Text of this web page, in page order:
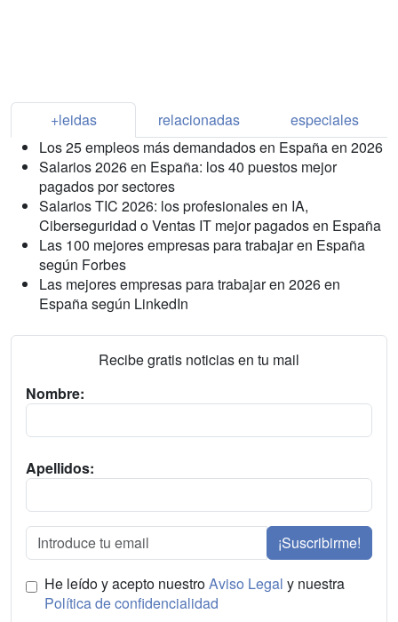
+leidas relacionadas
especiales
Los 25 empleos más demandados en España en 2026
Salarios 2026 en España: los 40 puestos mejor
pagados por sectores
Salarios TIC 2026: los profesionales en IA,
Ciberseguridad o Ventas IT mejor pagados en España
Las 100 mejores empresas para trabajar en España
según Forbes
Las mejores empresas para trabajar en 2026 en
España según LinkedIn
Recibe gratis noticias en tu mail
Nombre:
Apellidos:
¡Suscribirme!
He leído y acepto nuestroAviso Legal y nuestra
Política de confidencialidad